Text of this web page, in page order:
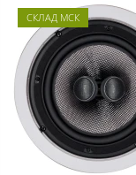
СКЛАД МСК